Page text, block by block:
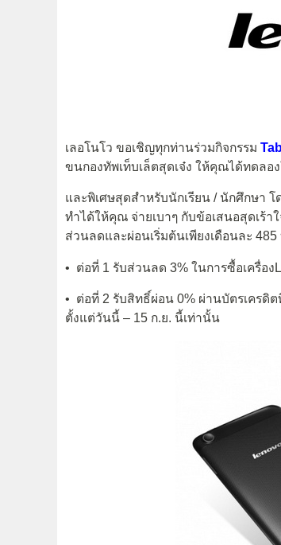
เลอโนโว ขอเชิญทุกท่านร่วมกิจกรรม
ขนกองทัพเท็บเล็ตสุดเจ๋ง ให้คุณได้ทดล
และพิเศษสุดสำหรับนักเรียน / นักศึกษา
ทำได้ให้คุณ จ่ายเบาๆ กับข้อเสนอสุดเร้
ส่วนลดและผ่อนเริ่มต้นเพียงเดือนละ
• ต่อที่ 1 รับส่วนลด 3% ในการซื้อเครื่อง
• ต่อที่ 2 รับสิทธิ์ผ่อน 0% ผ่านบัตรเครดิต
ตั้งแต่วันนี้ – 15 ก.ย. นี้เท่านั้น